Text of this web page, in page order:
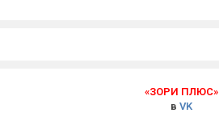
«ЗОРИ ПЛЮС»
в VK